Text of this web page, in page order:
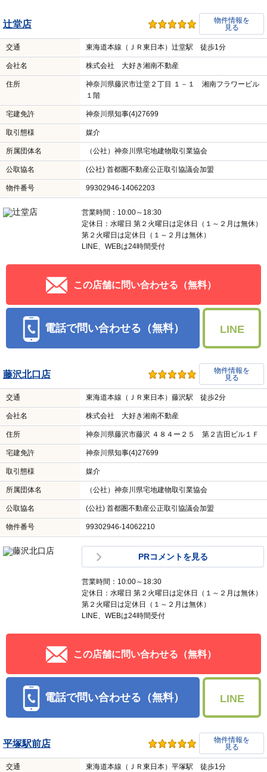
辻堂店
物件情報を
見る
交通 東海道本線（ＪＲ東日本）辻堂駅 徒歩1分
会社名 株式会社 大好き湘南不動産
住所
神奈川県藤沢市辻堂２丁目 １－１ 湘南フラワービル
１階
宅建免許 神奈川県知事(4)27699
取引態様 媒介
所属団体名 （公社）神奈川県宅地建物取引業協会
公取協名 (公社) 首都圏不動産公正取引協議会加盟
物件番号 99302946-14062203
営業時間：10:00～18:30
定休日：水曜日 第２火曜日は定休日（１～２月は無休）
第２火曜日は定休日（１～２月は無休）
LINE、WEBは24時間受付
この店舗に問い合わせる（無料）
電話で問い合わせる（無料） LINE
藤沢北口店
物件情報を
見る
交通 東海道本線（ＪＲ東日本）藤沢駅 徒歩2分
会社名 株式会社 大好き湘南不動産
住所 神奈川県藤沢市藤沢 ４８４ー２５ 第２吉田ビル１Ｆ
宅建免許 神奈川県知事(4)27699
取引態様 媒介
所属団体名 （公社）神奈川県宅地建物取引業協会
公取協名 (公社) 首都圏不動産公正取引協議会加盟
物件番号 99302946-14062210
PRコメントを見る
営業時間：10:00～18:30
定休日：水曜日 第２火曜日は定休日（１～２月は無休）
第２火曜日は定休日（１～２月は無休）
LINE、WEBは24時間受付
この店舗に問い合わせる（無料）
電話で問い合わせる（無料） LINE
平塚駅前店
物件情報を
見る
交通 東海道本線（ＪＲ東日本）平塚駅 徒歩1分